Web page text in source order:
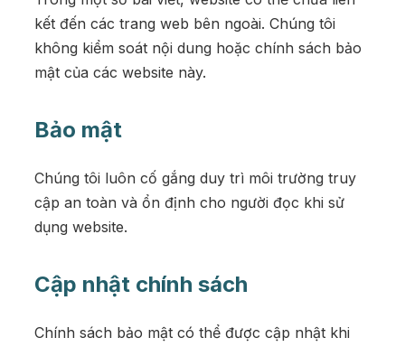
kết đến các trang web bên ngoài. Chúng tôi
không kiểm soát nội dung hoặc chính sách bảo
mật của các website này.
Bảo mật
Chúng tôi luôn cố gắng duy trì môi trường truy
cập an toàn và ổn định cho người đọc khi sử
dụng website.
Cập nhật chính sách
Chính sách bảo mật có thể được cập nhật khi